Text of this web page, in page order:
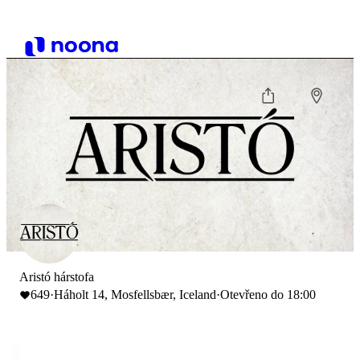
Aristó hárstofa
649·Háholt 14, Mosfellsbær, Iceland·Otevřeno do 18:00